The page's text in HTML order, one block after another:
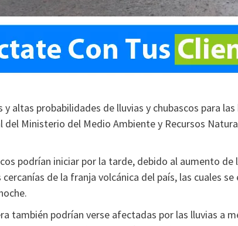
altas probabilidades de lluvias y chubascos para
Ministerio del Medio Ambiente y Recursos
podrían iniciar por la tarde, debido al aumento
de la franja volcánica del país, las cuales
también podrían verse afectadas por las lluvias a